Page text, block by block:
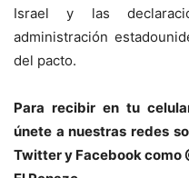
Israel y las
administración
del pacto.
Para recibir en tu
únete a nuestras redes
Twitter y Facebook como